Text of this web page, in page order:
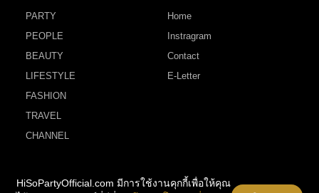
PARTY
PEOPLE
BEAUTY
LIFESTYLE
FASHION
TRAVEL
CHANNEL
Home
Instragram
Contact
E-Letter
HiSoPartyOfficial.com มีการใช้งานคุกกี้เพื่อให้คุณ